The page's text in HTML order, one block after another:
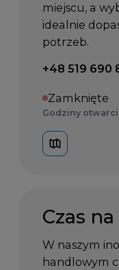
miejscu, a
idealnie
potrzeb.
Telefon
+48 519 690
Zamknięte
Godziny
Czas
W naszym
handlowym